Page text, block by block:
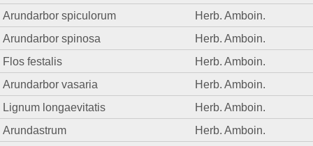
Arundarbor spiculorum
Herb. Amboin.
Arundarbor spinosa
Herb. Amboin.
Flos festalis
Herb. Amboin.
Arundarbor vasaria
Herb. Amboin.
Lignum longaevitatis
Herb. Amboin.
Arundastrum
Herb. Amboin.